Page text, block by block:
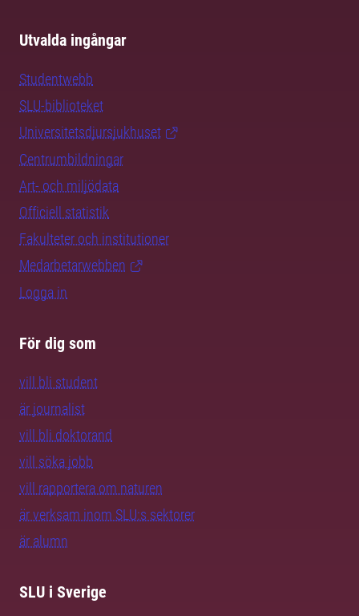
Utvalda ingångar
Studentwebb
SLU-biblioteket
Universitetsdjursjukhuset
Centrumbildningar
Art- och miljödata
Officiell statistik
Fakulteter och institutioner
Medarbetarwebben
Logga in
För dig som
vill bli student
är journalist
vill bli doktorand
vill söka jobb
vill rapportera om naturen
är verksam inom SLU:s sektorer
är alumn
SLU i Sverige